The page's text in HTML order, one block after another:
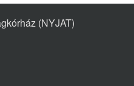
(NYJAT)